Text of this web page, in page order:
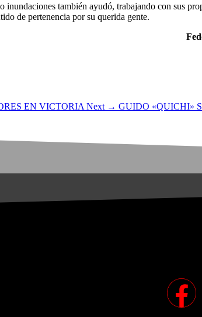
inundaciones también ayudó, trabajando con sus
de pertenencia por su querida gente.
EN VICTORIA Next → GUIDO «QUICHI»